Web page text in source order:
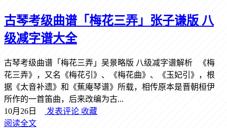
古琴考级曲谱「梅花三弄」张子谦版 八
级减字谱大全
古琴考级曲谱「梅花三弄」吴景略版 八级减字谱解析 《梅
花三弄》，又名《梅花引》、《梅花曲》、《玉妃引》，根
据《太音补遗》和《蕉庵琴谱》所载，相传原本是晋朝桓伊
所作的一首笛曲，后来改编为古...
10月26日
发表评论 收藏
阅读全文